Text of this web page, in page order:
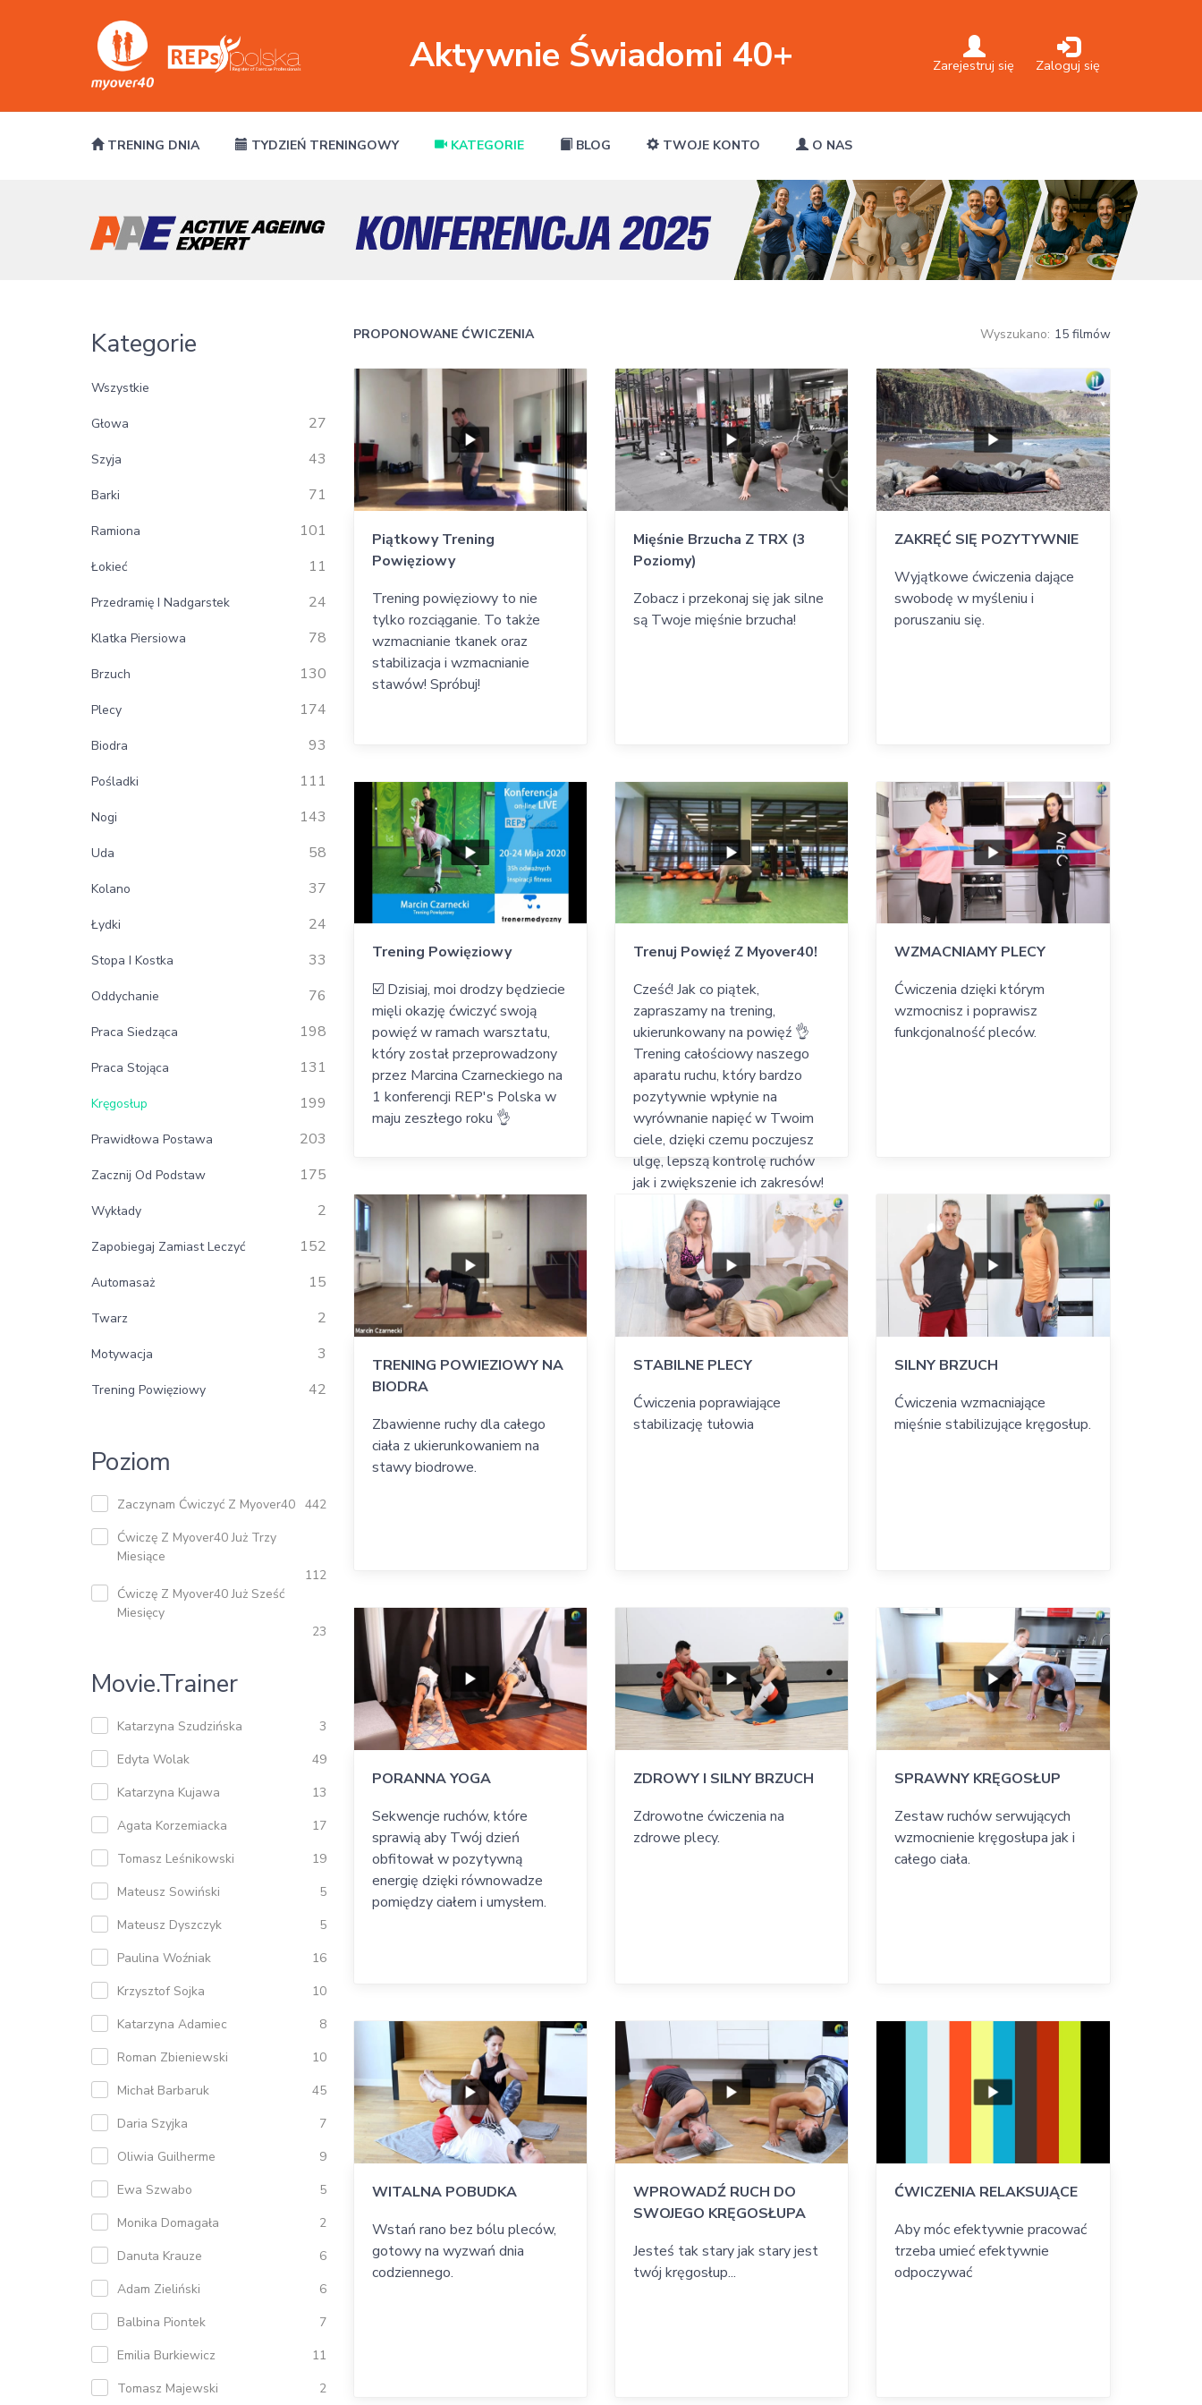
Aktywnie Świadomi 40+ Zaloguj się
Zarejestruj się
TRENING DNIA TYDZIEŃ TRENINGOWY KATEGORIE BLOG TWOJE KONTO O NAS
Kategorie
Wszystkie
Głowa 27
Szyja 43
Barki 71
Ramiona 101
Łokieć 11
Przedramię I Nadgarstek 24
Klatka Piersiowa 78
Brzuch 130
Plecy 174
Biodra 93
Pośladki 111
Nogi 143
Uda 58
Kolano 37
Łydki 24
Stopa I Kostka 33
Oddychanie 76
Praca Siedząca 198
Praca Stojąca 131
Kręgosłup 199
Prawidłowa Postawa 203
Zacznij Od Podstaw 175
Wykłady 2
Zapobiegaj Zamiast Leczyć 152
Automasaż 15
Twarz 2
Motywacja 3
Trening Powięziowy 42
Poziom
Zaczynam Ćwiczyć Z Myover40 442
Ćwiczę Z Myover40 Już Trzy
Miesiące
112
Ćwiczę Z Myover40 Już Sześć
Miesięcy
23
Movie.trainer
Katarzyna Szudzińska
3
Edyta Wolak
49
Katarzyna Kujawa
13
Agata Korzemiacka
17
Tomasz Leśnikowski
19
Mateusz Sowiński
5
Mateusz Dyszczyk
5
Paulina Woźniak
16
Krzysztof Sojka
10
Katarzyna Adamiec
8
Roman Zbieniewski
10
Michał Barbaruk
45
Daria Szyjka
7
Oliwia Guilherme
9
Ewa Szwabo
5
Monika Domagała
2
Danuta Krauze
6
Adam Zieliński
6
Balbina Piontek
7
Emilia Burkiewicz
11
Tomasz Majewski
2
PROPONOWANE ĆWICZENIA Wyszukano: 15 filmów
Piątkowy Trening
Powięziowy
Trening powięziowy to nie
tylko rozciąganie. To także
wzmacnianie tkanek oraz
stabilizacja i wzmacnianie
stawów! Spróbuj!
Mięśnie Brzucha Z TRX (3
Poziomy)
Zobacz i przekonaj się jak silne
są Twoje mięśnie brzucha!
ZAKRĘĆ SIĘ POZYTYWNIE
Wyjątkowe ćwiczenia dające
swobodę w myśleniu i
poruszaniu się.
Trening Powięziowy
☑️ Dzisiaj, moi drodzy będziecie
mięli okazję ćwiczyć swoją
powięź w ramach warsztatu,
który został przeprowadzony
przez Marcina Czarneckiego na
1 konferencji REP's Polska w
maju zeszłego roku 👌
Trenuj Powięź Z Myover40!
Cześć! Jak co piątek,
zapraszamy na trening,
ukierunkowany na powięź 👌
Trening całościowy naszego
aparatu ruchu, który bardzo
pozytywnie wpłynie na
wyrównanie napięć w Twoim
ciele, dzięki czemu poczujesz
ulgę, lepszą kontrolę ruchów
jak i zwiększenie ich zakresów!
Przygotuj matę, ręcznik, wodę i
zaczynamy 😃
WZMACNIAMY PLECY
Ćwiczenia dzięki którym
wzmocnisz i poprawisz
funkcjonalność pleców.
TRENING POWIEZIOWY NA
BIODRA
Zbawienne ruchy dla całego
ciała z ukierunkowaniem na
stawy biodrowe.
STABILNE PLECY
Ćwiczenia poprawiające
stabilizację tułowia
SILNY BRZUCH
Ćwiczenia wzmacniające
mięśnie stabilizujące kręgosłup.
PORANNA YOGA
Sekwencje ruchów, które
sprawią aby Twój dzień
obfitował w pozytywną
energię dzięki równowadze
pomiędzy ciałem i umysłem.
ZDROWY I SILNY BRZUCH
Zdrowotne ćwiczenia na
zdrowe plecy.
SPRAWNY KRĘGOSŁUP
Zestaw ruchów serwujących
wzmocnienie kręgosłupa jak i
całego ciała.
WITALNA POBUDKA
Wstań rano bez bólu pleców,
gotowy na wyzwań dnia
codziennego.
WPROWADŹ RUCH DO
SWOJEGO KRĘGOSŁUPA
Jesteś tak stary jak stary jest
twój kręgosłup...
ĆWICZENIA RELAKSUJĄCE
Aby móc efektywnie pracować
trzeba umieć efektywnie
odpoczywać